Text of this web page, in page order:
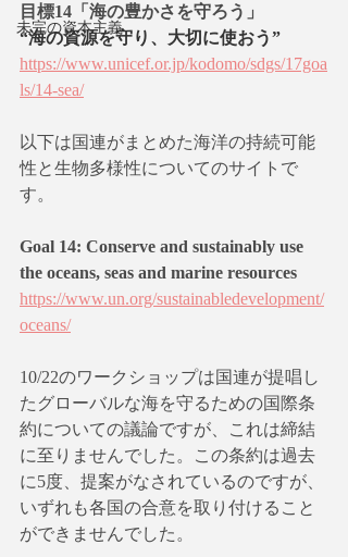
未完の資本主義
目標14「海の豊かさを守ろう」
“海の資源を守り、大切に使おう”
https://www.unicef.or.jp/kodomo/sdgs/17goa
ls/14-sea/
以下は国連がまとめた海洋の持続可能
性と生物多様性についてのサイトで
す。
Goal 14: Conserve and sustainably use
the oceans, seas and marine resources
https://www.un.org/sustainabledevelopment/
oceans/
10/22のワークショップは国連が提唱し
たグローバルな海を守るための国際条
約についての議論ですが、これは締結
に至りませんでした。この条約は過去
に5度、提案がなされているのですが、
いずれも各国の合意を取り付けること
ができませんでした。